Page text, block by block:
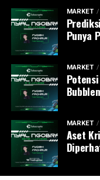
MARKET
Punya
MARKET
MARKET
Aset